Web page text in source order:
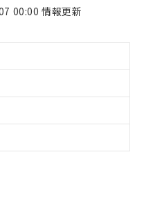
00:00 情報更新